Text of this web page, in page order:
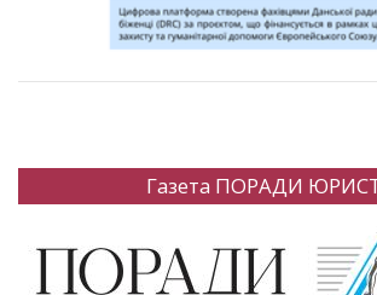
Газета ПОРАДИ